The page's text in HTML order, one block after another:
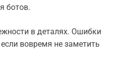
ботов.
в деталях. Ошибки
вовремя не заметить